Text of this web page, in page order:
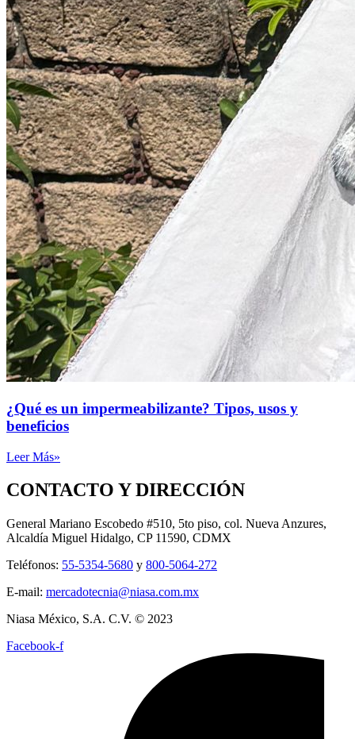
¿Qué es un impermeabilizante? Tipos, usos y
beneficios
Leer Más»
CONTACTO Y DIRECCIÓN
General Mariano Escobedo #510, 5to piso, col. Nueva Anzures,
Alcaldía Miguel Hidalgo, CP 11590, CDMX
Teléfonos: 55-5354-5680 y 800-5064-272
E-mail: mercadotecnia@niasa.com.mx
Niasa México, S.A. C.V. © 2023
Facebook-f